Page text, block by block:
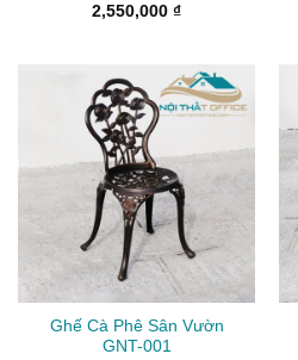
2,550,000 ₫
Ghế Cà Phê Sân Vườn
GNT-001